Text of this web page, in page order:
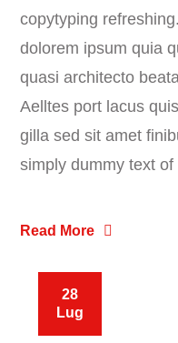
copytyping
dolorem ipsum quia
quasi architecto
Aelltes port lacus
gilla sed sit amet
simply dummy text of
Read More
28
Lug